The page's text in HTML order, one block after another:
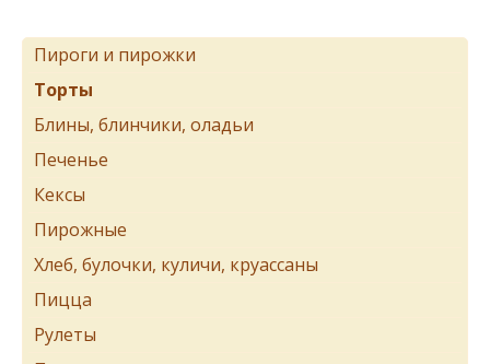
Пироги и пирожки
Торты
Блины, блинчики, оладьи
Печенье
Кексы
Пирожные
Хлеб, булочки, куличи, круассаны
Пицца
Рулеты